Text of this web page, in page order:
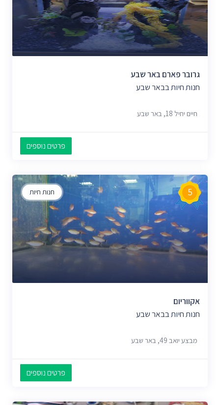
גרובר פארם באר שבע
חנות חיות בבאר שבע
חיים יחיל 18, באר שבע
פרטים נוספים
חנות חיות 5
אקווריום
חנות חיות בבאר שבע
מבצע יואב 49, באר שבע
פרטים נוספים